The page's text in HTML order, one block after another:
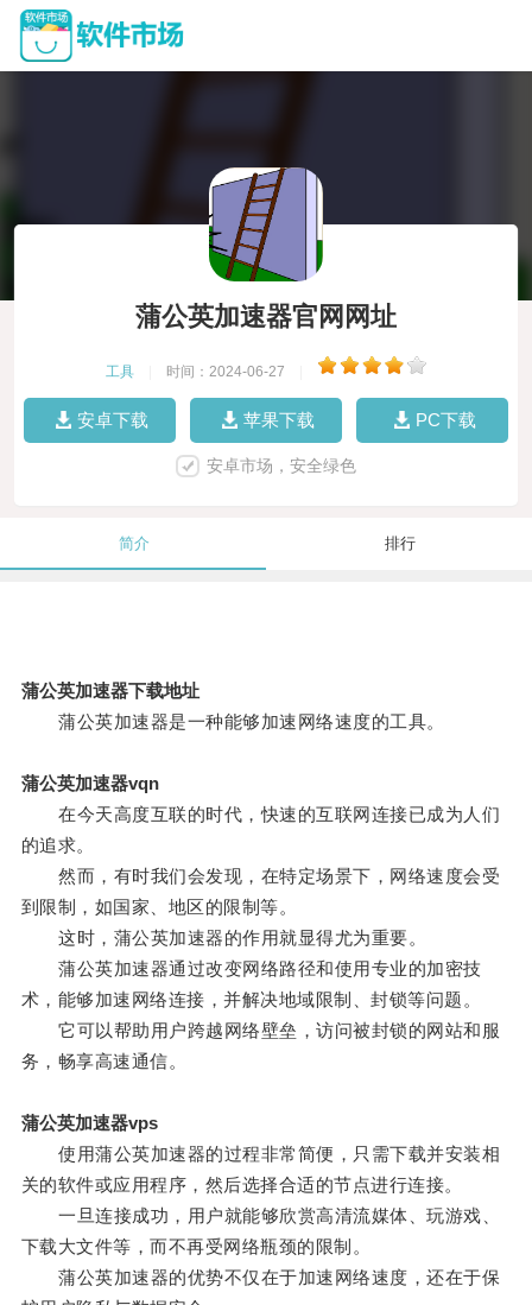
蒲公英加速器官网网址
工具 时间：2024-06-27
安卓下载 苹果下载 PC下载
安卓市场，安全绿色
简介 排行
蒲公英加速器下载地址
蒲公英加速器是一种能够加速网络速度的工具。
蒲公英加速器vqn
在今天高度互联的时代，快速的互联网连接已成为人们
的追求。
然而，有时我们会发现，在特定场景下，网络速度会受
到限制，如国家、地区的限制等。
这时，蒲公英加速器的作用就显得尤为重要。
蒲公英加速器通过改变网络路径和使用专业的加密技
术，能够加速网络连接，并解决地域限制、封锁等问题。
它可以帮助用户跨越网络壁垒，访问被封锁的网站和服
务，畅享高速通信。
蒲公英加速器vps
使用蒲公英加速器的过程非常简便，只需下载并安装相
关的软件或应用程序，然后选择合适的节点进行连接。
一旦连接成功，用户就能够欣赏高清流媒体、玩游戏、
下载大文件等，而不再受网络瓶颈的限制。
蒲公英加速器的优势不仅在于加速网络速度，还在于保